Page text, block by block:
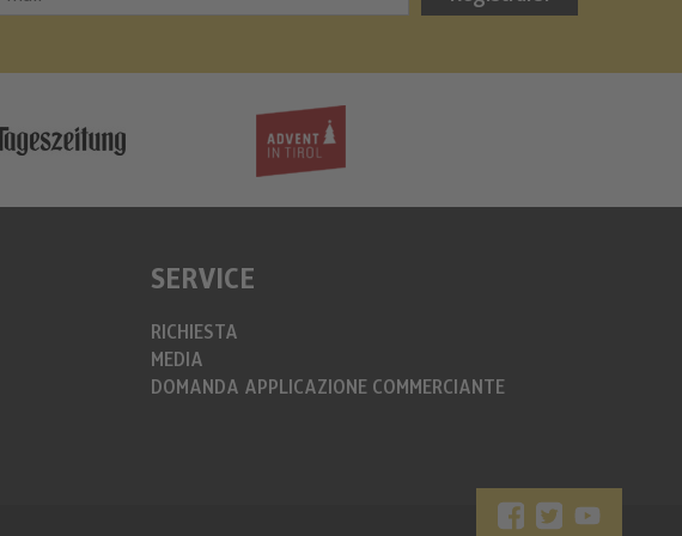
SERVICE
RICHIESTA
MEDIA
DOMANDA APPLICAZIONE COMMERCIANTE